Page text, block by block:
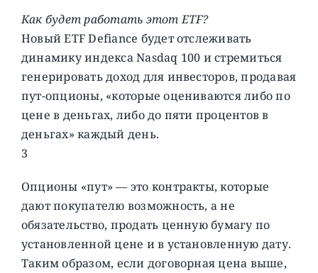
Как будет работать этот ETF?
Новый ETF Defiance будет отслеживать
динамику индекса Nasdaq 100 и стремиться
генерировать доход для инвесторов, продавая
пут-опционы, «которые оцениваются либо по
цене в деньгах, либо до пяти процентов в
деньгах» каждый день.
3
Опционы «пут» — это контракты, которые
дают покупателю возможность, а не
обязательство, продать ценную бумагу по
установленной цене и в установленную дату.
Таким образом, если договорная цена выше,